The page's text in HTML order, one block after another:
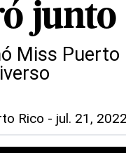
junto
Miss
Rico - jul. 21,